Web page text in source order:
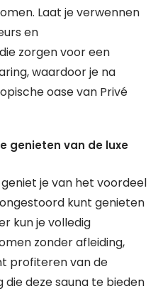
Laat je verwennen
en
zorgen voor een
waardoor je na
oase van Privé
genieten van de luxe
je van het voordeel
kunt genieten
kun je volledig
zonder afleiding,
profiteren van de
deze sauna te bieden